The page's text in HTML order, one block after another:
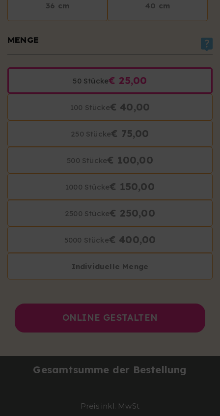
36 cm 40 cm
MENGE
50 Stücke€ 25,00
100 Stücke€ 40,00
250 Stücke€ 75,00
500 Stücke€ 100,00
1000 Stücke€ 150,00
2500 Stücke€ 250,00
5000 Stücke€ 400,00
Individuelle Menge
ONLINE GESTALTEN
Gesamtsumme der Bestellung
Preis inkl. MwSt